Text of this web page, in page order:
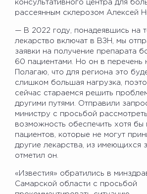
консультативного центра для
рассеянным склерозом Алексей
— В 2022 году, понадеявшись на
лекарство включат в ВЗН, мы
заявки на получение препарата
60 пациентами. Но он в перечень
Полагаю, что для региона это
слишком большая нагрузка,
сейчас стараемся решить
другими путями. Отправили
министру с просьбой рассмотреть
возможность обеспечить хотя бы
пациентов, которые не могут
другие лекарства, из имеющихся
отметил он.
«Известия» обратились в
Самарской области с просьбой